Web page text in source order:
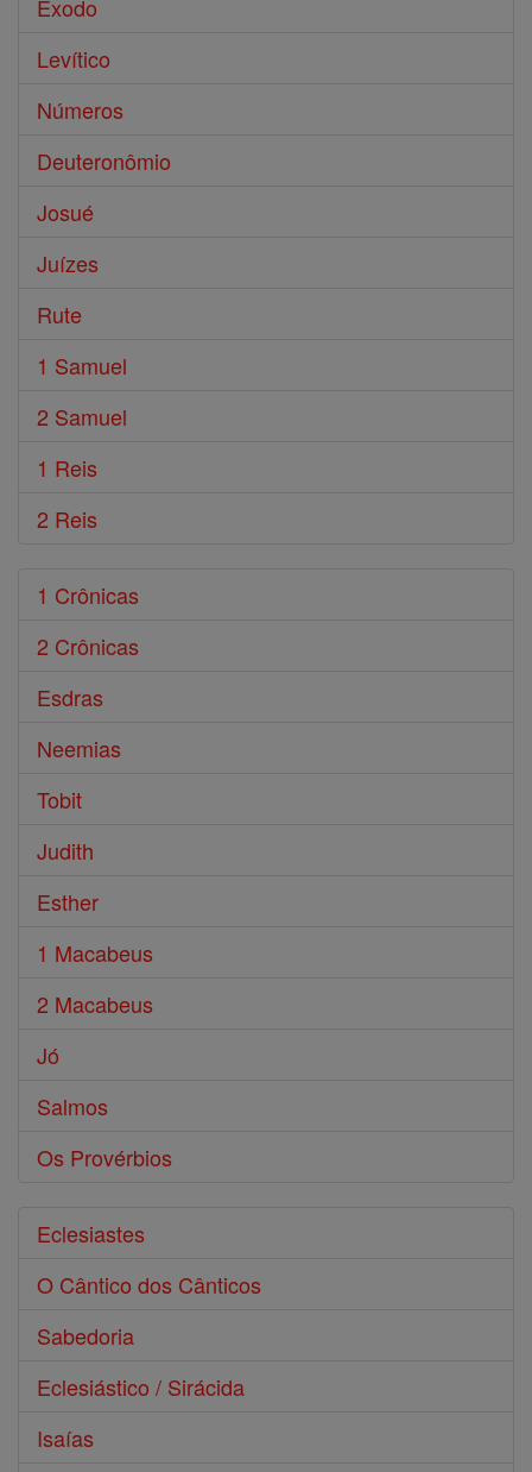
Êxodo
Levítico
Números
Deuteronômio
Josué
Juízes
Rute
1 Samuel
2 Samuel
1 Reis
2 Reis
1 Crônicas
2 Crônicas
Esdras
Neemias
Tobit
Judith
Esther
1 Macabeus
2 Macabeus
Jó
Salmos
Os Provérbios
Eclesiastes
O Cântico dos Cânticos
Sabedoria
Eclesiástico / Sirácida
Isaías